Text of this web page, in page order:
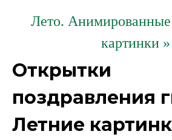
Лето. Анимированные
картинки »
Открытки
поздравления
Летние